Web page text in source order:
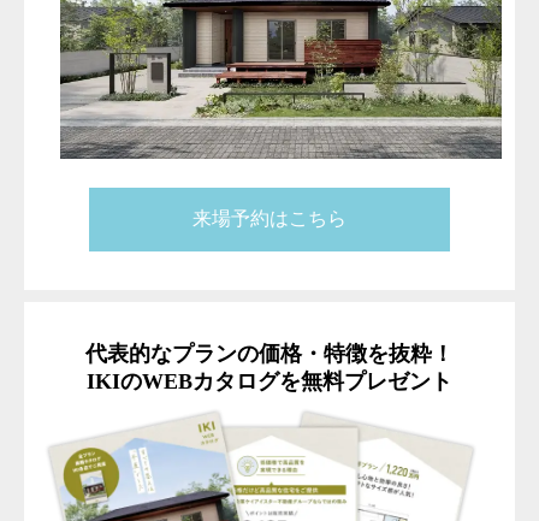
来場予約はこちら
代表的なプランの価格・特徴を抜粋！
IKIのWEBカタログを無料プレゼント